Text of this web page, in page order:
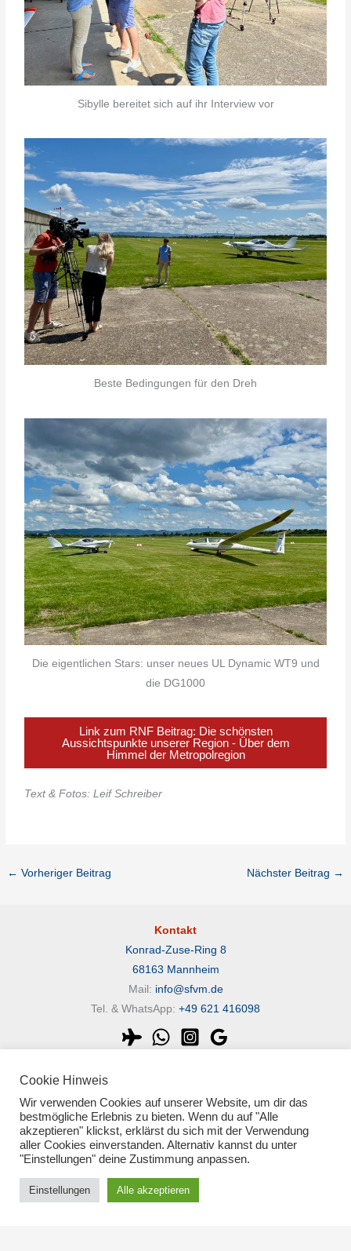
Sibylle bereitet sich auf ihr Interview vor
Beste Bedingungen für den Dreh
Die eigentlichen Stars: unser neues UL Dynamic WT9 und
die DG1000
Link zum RNF Beitrag: Die schönsten
Aussichtspunkte unserer Region - Über dem
Himmel der Metropolregion
Text & Fotos: Leif Schreiber
← Vorheriger Beitrag Nächster Beitrag →
Kontakt
Konrad-Zuse-Ring 8
68163 Mannheim
Mail: info@sfvm.de
Tel. & WhatsApp: +49 621 416098
Rechtliches
Impressum
Datenschutzerklärung
Cookie Hinweis
Wir verwenden Cookies auf unserer Website, um dir das
bestmögliche Erlebnis zu bieten. Wenn du auf "Alle
akzeptieren" klickst, erklärst du sich mit der Verwendung
aller Cookies einverstanden. Alternativ kannst du unter
"Einstellungen" deine Zustimmung anpassen.
Einstellungen Alle akzeptieren